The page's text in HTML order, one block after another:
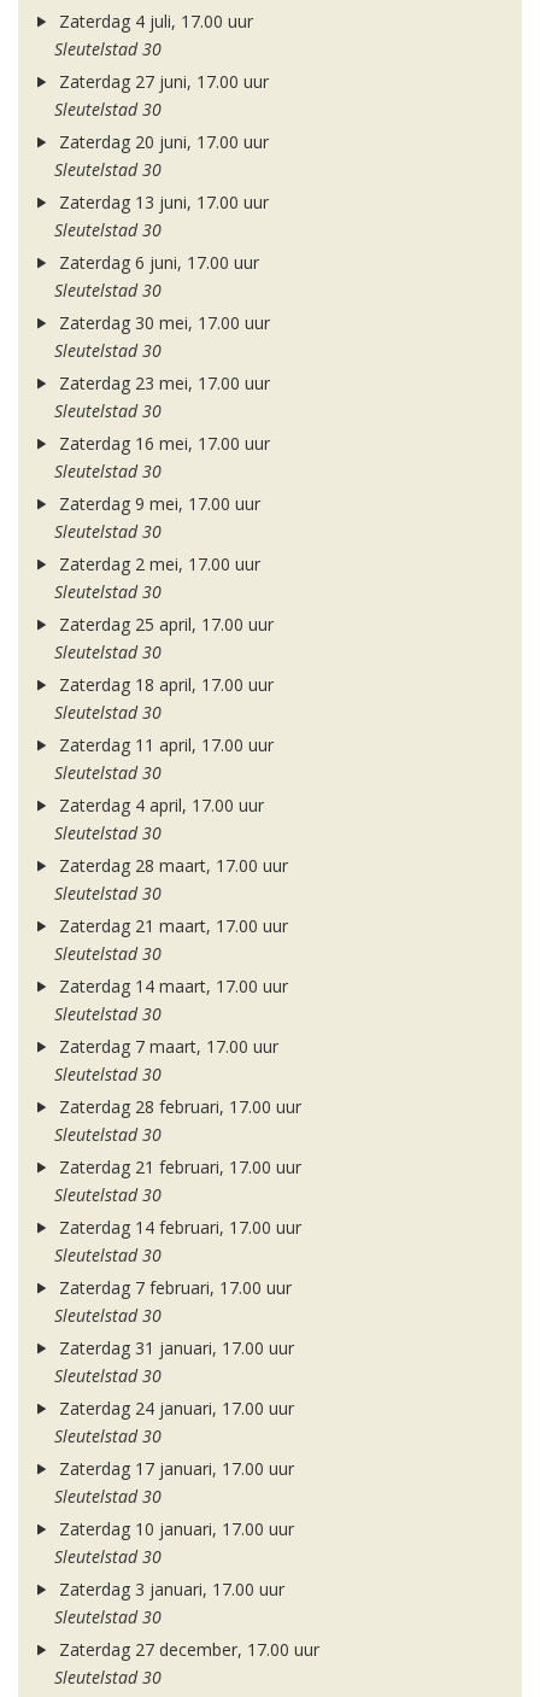
Zaterdag 4 juli, 17.00 uur
Sleutelstad 30
Zaterdag 27 juni, 17.00 uur
Sleutelstad 30
Zaterdag 20 juni, 17.00 uur
Sleutelstad 30
Zaterdag 13 juni, 17.00 uur
Sleutelstad 30
Zaterdag 6 juni, 17.00 uur
Sleutelstad 30
Zaterdag 30 mei, 17.00 uur
Sleutelstad 30
Zaterdag 23 mei, 17.00 uur
Sleutelstad 30
Zaterdag 16 mei, 17.00 uur
Sleutelstad 30
Zaterdag 9 mei, 17.00 uur
Sleutelstad 30
Zaterdag 2 mei, 17.00 uur
Sleutelstad 30
Zaterdag 25 april, 17.00 uur
Sleutelstad 30
Zaterdag 18 april, 17.00 uur
Sleutelstad 30
Zaterdag 11 april, 17.00 uur
Sleutelstad 30
Zaterdag 4 april, 17.00 uur
Sleutelstad 30
Zaterdag 28 maart, 17.00 uur
Sleutelstad 30
Zaterdag 21 maart, 17.00 uur
Sleutelstad 30
Zaterdag 14 maart, 17.00 uur
Sleutelstad 30
Zaterdag 7 maart, 17.00 uur
Sleutelstad 30
Zaterdag 28 februari, 17.00 uur
Sleutelstad 30
Zaterdag 21 februari, 17.00 uur
Sleutelstad 30
Zaterdag 14 februari, 17.00 uur
Sleutelstad 30
Zaterdag 7 februari, 17.00 uur
Sleutelstad 30
Zaterdag 31 januari, 17.00 uur
Sleutelstad 30
Zaterdag 24 januari, 17.00 uur
Sleutelstad 30
Zaterdag 17 januari, 17.00 uur
Sleutelstad 30
Zaterdag 10 januari, 17.00 uur
Sleutelstad 30
Zaterdag 3 januari, 17.00 uur
Sleutelstad 30
Zaterdag 27 december, 17.00 uur
Sleutelstad 30